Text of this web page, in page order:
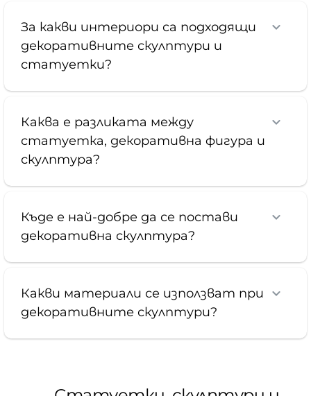
За какви интериори са подходящи
декоративните скулптури и
статуетки?
Каква е разликата между
статуетка, декоративна фигура и
скулптура?
Къде е най-добре да се постави
декоративна скулптура?
Какви материали се използват при
декоративните скулптури?